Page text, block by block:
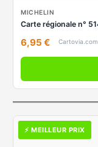
MICHELIN
6,95 € Cartovia.com
⚡ MEILLEUR PRIX